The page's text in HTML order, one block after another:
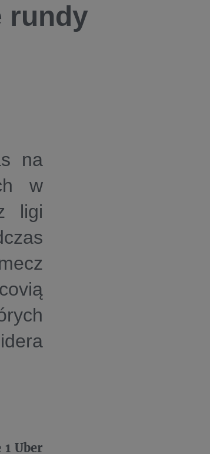
rundy
na
w
ligi
1 Uber